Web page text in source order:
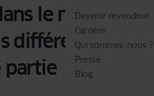
Devenir revendeur
Carrière
Qui sommes-nous ?
Presse
Blog
le monde : en
différentes et
partie